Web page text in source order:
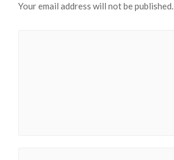
Your email address will not be published.